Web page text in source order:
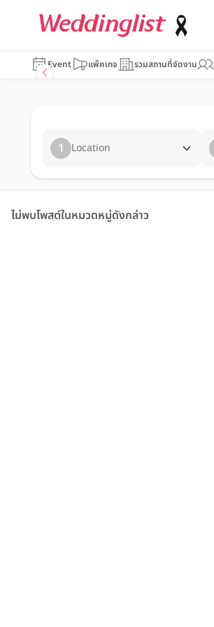
Event แพ็คเกจ รวมสถานที่จัดงาน
1 Location
ไม่พบโพสต์ในหมวดหมู่ดังกล่าว